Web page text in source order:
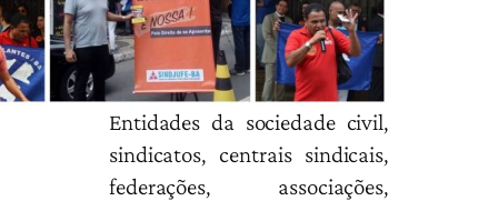
Entidades da sociedade civil,
sindicatos, centrais sindicais,
federações, associações,